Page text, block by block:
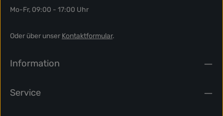
Mo-Fr, 09:00 - 17:00 Uhr
Oder über unser Kontaktformular.
Information
Service